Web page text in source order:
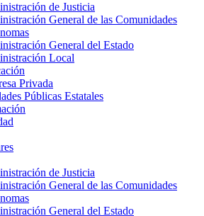
de Justicia
General de las Comunidades
General del Estado
Local
Privada
Públicas Estatales
de Justicia
General de las Comunidades
General del Estado